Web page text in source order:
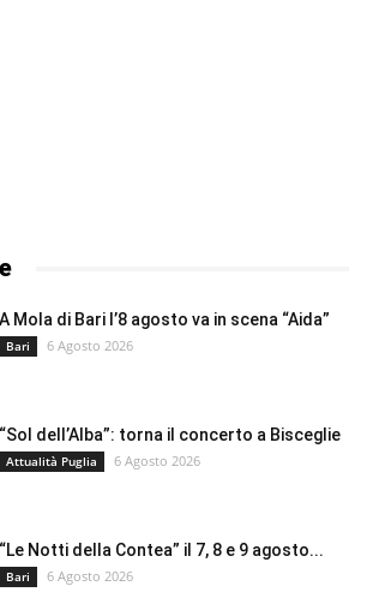
A Mola di Bari l’8 agosto va in scena “Aida”
Bari 6 Agosto 2026
“Sol dell’Alba”: torna il concerto a Bisceglie
Attualità Puglia 6 Agosto 2026
“Le Notti della Contea” il 7, 8 e 9 agosto...
Bari 6 Agosto 2026